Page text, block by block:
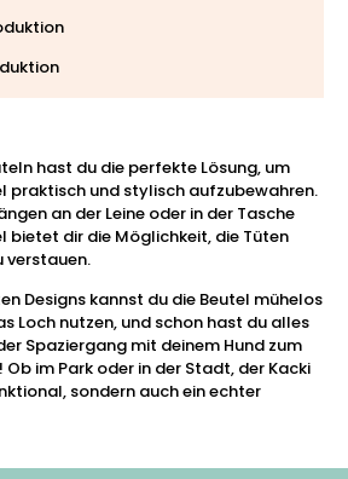
hast du die perfekte Lösung, um
praktisch und stylisch aufzubewahren.
an der Leine oder in der Tasche
bietet dir die Möglichkeit, die Tüten
verstauen.
Designs kannst du die Beutel mühelos
Loch nutzen, und schon hast du alles
Spaziergang mit deinem Hund zum
im Park oder in der Stadt, der Kacki
sondern auch ein echter